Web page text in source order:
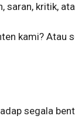
saran, kritik,
kami? Atau
segala